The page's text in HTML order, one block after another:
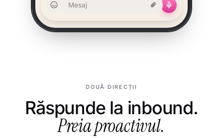
Mesaj
DOUĂ DIRECȚII
Răspunde la inbound.
Preia proactivul.